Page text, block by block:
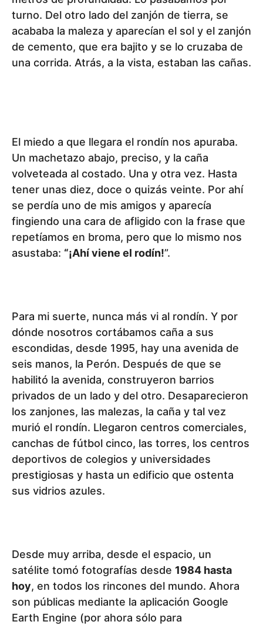
turno. Del otro lado del zanjón de tierra, se
acababa la maleza y aparecían el sol y el zanjón
de cemento, que era bajito y se lo cruzaba de
una corrida. Atrás, a la vista, estaban las cañas.
El miedo a que llegara el rondín nos apuraba.
Un machetazo abajo, preciso, y la caña
volveteada al costado. Una y otra vez. Hasta
tener unas diez, doce o quizás veinte. Por ahí
se perdía uno de mis amigos y aparecía
fingiendo una cara de afligido con la frase que
repetíamos en broma, pero que lo mismo nos
asustaba: “¡Ahí viene el rodín!”.
Para mi suerte, nunca más vi al rondín. Y por
dónde nosotros cortábamos caña a sus
escondidas, desde 1995, hay una avenida de
seis manos, la Perón. Después de que se
habilitó la avenida, construyeron barrios
privados de un lado y del otro. Desaparecieron
los zanjones, las malezas, la caña y tal vez
murió el rondín. Llegaron centros comerciales,
canchas de fútbol cinco, las torres, los centros
deportivos de colegios y universidades
prestigiosas y hasta un edificio que ostenta
sus vidrios azules.
Desde muy arriba, desde el espacio, un
satélite tomó fotografías desde 1984 hasta
hoy, en todos los rincones del mundo. Ahora
son públicas mediante la aplicación Google
Earth Engine (por ahora sólo para